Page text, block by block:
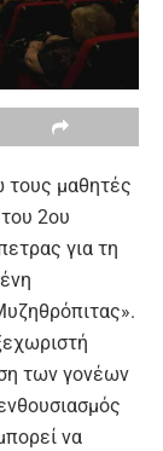
τους μαθητές
2ου
για τη
των γονέων
να